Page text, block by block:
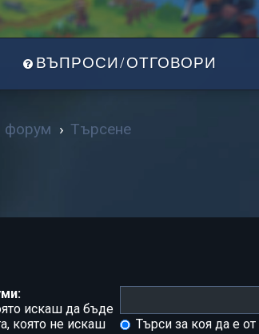
ВЪПРОСИ/ОТГОВОРИ
форум Търсене
искаш да бъде
която не искаш
Търси за коя да е